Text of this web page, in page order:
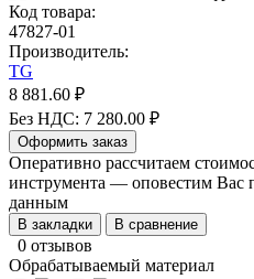
Код товара:
47827-01
Производитель:
TG
8 881.60 ₽
Без НДС: 7 280.00 ₽
Оформить заказ
Оперативно рассчитаем
инструмента — оповестим Вас
данным
В закладки В сравнение
0 отзывов
Обрабатываемый материал